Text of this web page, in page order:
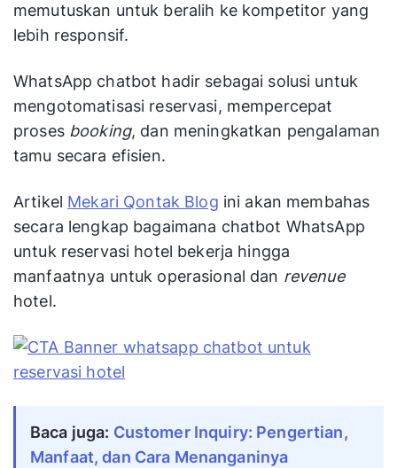
memutuskan untuk beralih ke kompetitor yang
lebih responsif.
WhatsApp chatbot hadir sebagai solusi untuk
mengotomatisasi reservasi, mempercepat
proses booking, dan meningkatkan pengalaman
tamu secara efisien.
Artikel Mekari Qontak Blog ini akan membahas
secara lengkap bagaimana chatbot WhatsApp
untuk reservasi hotel bekerja hingga
manfaatnya untuk operasional dan revenue
hotel.
Baca juga: Customer Inquiry: Pengertian,
Manfaat, dan Cara Menanganinya